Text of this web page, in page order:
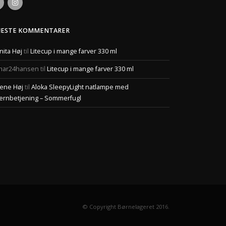
KOMMENTARER
Høj til Litecup i mange farver 330 ml
til Litecup i mange farver 330 ml
Høj til Aloka SleepyLight natlampe med
– Sommerfugl
© Copyright Børnelageret 2016.